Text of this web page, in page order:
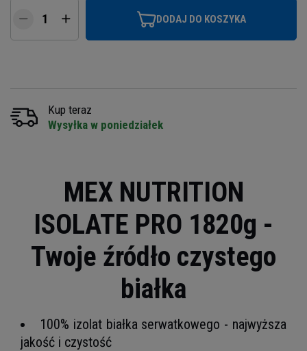
DODAJ DO KOSZYKA
Kup teraz
Wysyłka w poniedziałek
MEX NUTRITION
ISOLATE PRO 1820g -
Twoje źródło czystego
białka
100% izolat białka serwatkowego - najwyższa
jakość i czystość